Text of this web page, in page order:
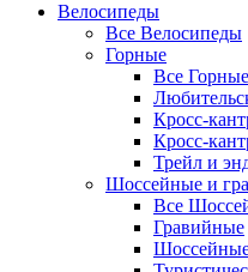
Велосипеды
Все Велосипеды
Горные
Все Горные
Кросс-
Кросс-
Трейл и
Шоссейные и
Все
Гравийные